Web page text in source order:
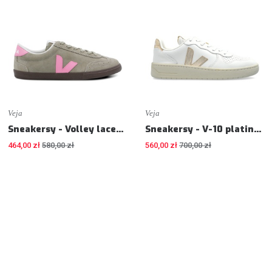
Veja
Sneakersy - Volley lace-up suede sneakers - Sneakers
464,00 zł 580,00 zł
Veja
Sneakersy - V-10 platine sneakers - Sneakers
560,00 zł 700,00 zł